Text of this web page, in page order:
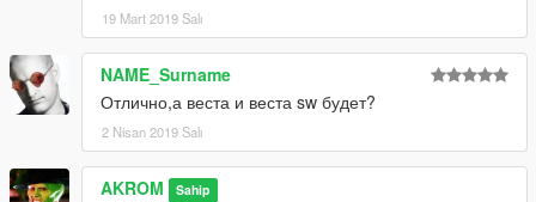
19 Mart 2019 Salı
NAME_Surname
Отлично,а веста и веста sw будет?
2 Nisan 2019 Salı
AKROM Sahip